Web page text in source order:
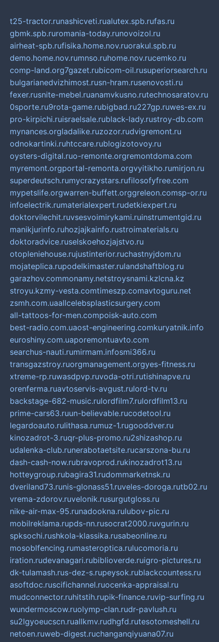
t25-tractor.runashicveti.rualutex.spb.rufas.ru
gbmk.spb.ruromania-today.runovoizol.ru
airheat-spb.rufisika.home.nov.ruorakul.spb.ru
demo.home.nov.rumnso.ruhome.nov.rucemko.ru
comp-land.org7gazet.rubicom-oil.rusuperiorsearch.ru
bulgarianedvizhimost.rusn-hram.rusenovosti.ru
fexer.rusnite-mebel.ruanamvkusno.rutechnosaratov.ru
0sporte.ru9rota-game.rubigbad.ru227gp.ruwes-ex.ru
pro-kirpichi.ruisraelsale.rublack-lady.rustroy-db.com
mynances.orgladalike.ruzozor.rudvigremont.ru
odnokartinki.ruhtccare.rublogizotovoy.ru
oysters-digital.ruo-remonte.orgremontdoma.com
myremont.orgportal-remonta.orgvyitikho.rumirjon.ru
superdeutsch.rumycrazystars.rufilosofyfree.com
mypetslife.orgwarren-buffett.orggreleon.comsp-or.ru
infoelectrik.rumaterialexpert.rudetkiexpert.ru
doktorvilechit.ruvsesvoimirykami.ruinstrumentgid.ru
manikjurinfo.ruhozjajkainfo.rustroimaterials.ru
doktoradvice.ruselskoehozjajstvo.ru
otopleniehouse.rujustinterior.ruchastnyjdom.ru
mojateplica.rupodelkimaster.rulandshaftblog.ru
garazhov.commonamy.netstroysnami.kzlcna.kz
stroyu.kzmy-vesta.comtimeszp.comavtoguru.net
zsmh.com.uaallcelebsplasticsurgery.com
all-tattoos-for-men.compoisk-auto.com
best-radio.com.uaost-engineering.comkuryatnik.info
euroshiny.com.uaporemontuavto.com
searchus-nauti.rumirmam.infosmi366.ru
transgazstroy.ruorgmanagement.orgyes-fitness.ru
xtreme-rp.ruwasdpvp.ruvoda-otri.rutishinapve.ru
orenferma.ruavtoservis-avgust.rulord-tv.ru
backstage-682-music.rulordfilm7.rulordfilm13.ru
prime-cars63.ruun-believable.rucodetool.ru
legardoauto.rulithasa.rumuz-1.rugooddver.ru
kinozadrot-3.ruqr-plus-promo.ru2shizashop.ru
udalenka-club.runerabotaetsite.rucarszona-bu.ru
dash-cash-now.rubravoprod.rukinozadrot13.ru
hotteygroup.rubagira31.rudommarketnsk.ru
dveriland73.runis-glonass51.ruveles-doroga.rutb02.ru
vrema-zdorov.ruvelonik.rusurgutgloss.ru
nike-air-max-95.runadookna.rulubov-pic.ru
mobilreklama.rupds-nn.rusocrat2000.ruvgurin.ru
spksochi.rushkola-klassika.rusabeonline.ru
mosoblfencing.rumasteroptica.rulucomoria.ru
iration.rudevanagari.rubiblioverde.ruigro-pictures.ru
dk-tulamash.rus-dez-s.rupeysok.rublackcountess.ru
asoftdoc.ruscifichannel.ruocenka-appraisal.ru
mudconnector.ruhitstih.rupik-finance.ruvip-surfing.ru
wundermoscow.ruolymp-clan.rudr-pavlush.ru
su2lgyoeucscn.ruallkmv.rudhgfd.rutesotomeshell.ru
netoen.ruweb-digest.ruchanganqiyuana07.ru